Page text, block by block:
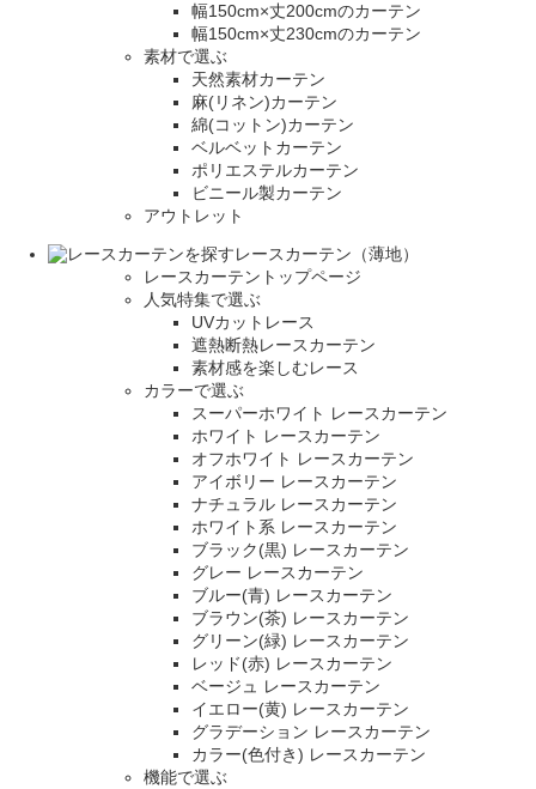
幅150cm×丈200cmのカーテン
幅150cm×丈230cmのカーテン
素材で選ぶ
天然素材カーテン
麻(リネン)カーテン
綿(コットン)カーテン
ベルベットカーテン
ポリエステルカーテン
ビニール製カーテン
アウトレット
レースカーテン（薄地）
レースカーテントップページ
人気特集で選ぶ
UVカットレース
遮熱断熱レースカーテン
素材感を楽しむレース
カラーで選ぶ
スーパーホワイト レースカーテン
ホワイト レースカーテン
オフホワイト レースカーテン
アイボリー レースカーテン
ナチュラル レースカーテン
ホワイト系 レースカーテン
ブラック(黒) レースカーテン
グレー レースカーテン
ブルー(青) レースカーテン
ブラウン(茶) レースカーテン
グリーン(緑) レースカーテン
レッド(赤) レースカーテン
ベージュ レースカーテン
イエロー(黄) レースカーテン
グラデーション レースカーテン
カラー(色付き) レースカーテン
機能で選ぶ